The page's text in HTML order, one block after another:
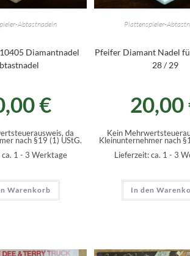
Abtastnadeln
Diamantnadel
€
da
nach §19 (1) UStG.
ca. 1 - 3 Werktage
Warenkorb
Plattenspieler-
Pfeifer Diamant Nadel
28 / 29
20,00
Kein
Kleinunternehmer nach
Lieferzeit: ca. 1 - 3
In den